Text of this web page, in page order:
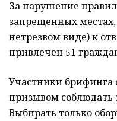
За нарушение
запрещенных
нетрезвом виде) к
привлечен 51
Участники брифинга
призывом соблюдать
Выбирать только